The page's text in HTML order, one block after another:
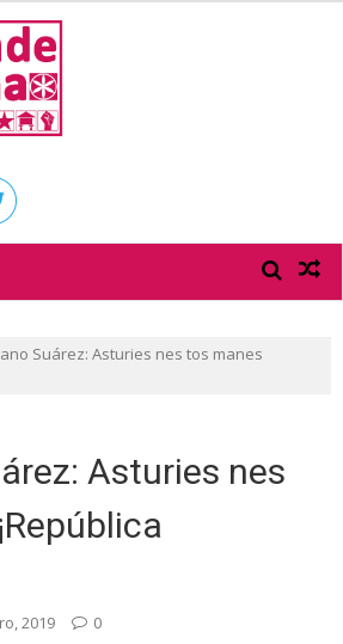
ASTUR
Suárez: Asturies nes tos manes
Asturies nes
2019 0